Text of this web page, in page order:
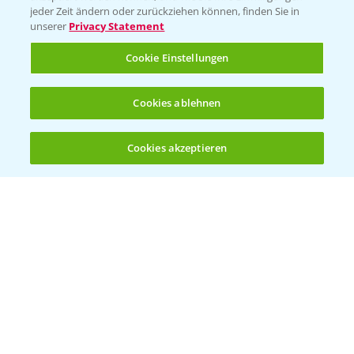
1:41
Welches Frühjahrsherbizid im Weizen
einsetzen?
(noch 4)
jeder Zeit ändern oder zurückziehen können, finden Sie in
unserer Privacy Statement
Cookie Einstellungen
Cookies ablehnen
Cookies akzeptieren